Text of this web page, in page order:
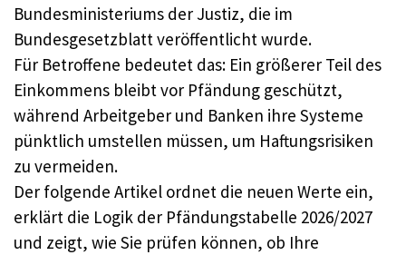
Bundesministeriums der Justiz, die im
Bundesgesetzblatt veröffentlicht wurde.
Für Betroffene bedeutet das: Ein größerer Teil des
Einkommens bleibt vor Pfändung geschützt,
während Arbeitgeber und Banken ihre Systeme
pünktlich umstellen müssen, um Haftungsrisiken
zu vermeiden.
Der folgende Artikel ordnet die neuen Werte ein,
erklärt die Logik der Pfändungstabelle 2026/2027
und zeigt, wie Sie prüfen können, ob Ihre